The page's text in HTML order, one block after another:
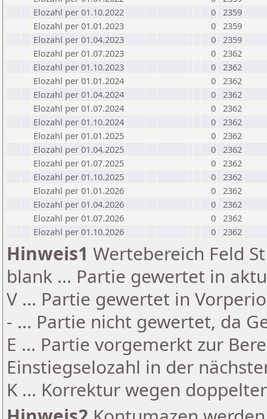
Elozahl per 01.10.2022
0 2359
Elozahl per 01.01.2023
0 2359
Elozahl per 01.04.2023
0 2359
Elozahl per 01.07.2023
0 2362
Elozahl per 01.10.2023
0 2362
Elozahl per 01.01.2024
0 2362
Elozahl per 01.04.2024
0 2362
Elozahl per 01.07.2024
0 2362
Elozahl per 01.10.2024
0 2362
Elozahl per 01.01.2025
0 2362
Elozahl per 01.04.2025
0 2362
Elozahl per 01.07.2025
0 2362
Elozahl per 01.10.2025
0 2362
Elozahl per 01.01.2026
0 2362
Elozahl per 01.04.2026
0 2362
Elozahl per 01.07.2026
0 2362
Elozahl per 01.10.2026
0 2362
Hinweis1 Wertebereich Feld
blank ... Partie gewertet in
V ... Partie gewertet in
- ... Partie nicht gewertet, da
E ... Partie vorgemerkt zur
Einstiegselozahl in der
K ... Korrektur wegen